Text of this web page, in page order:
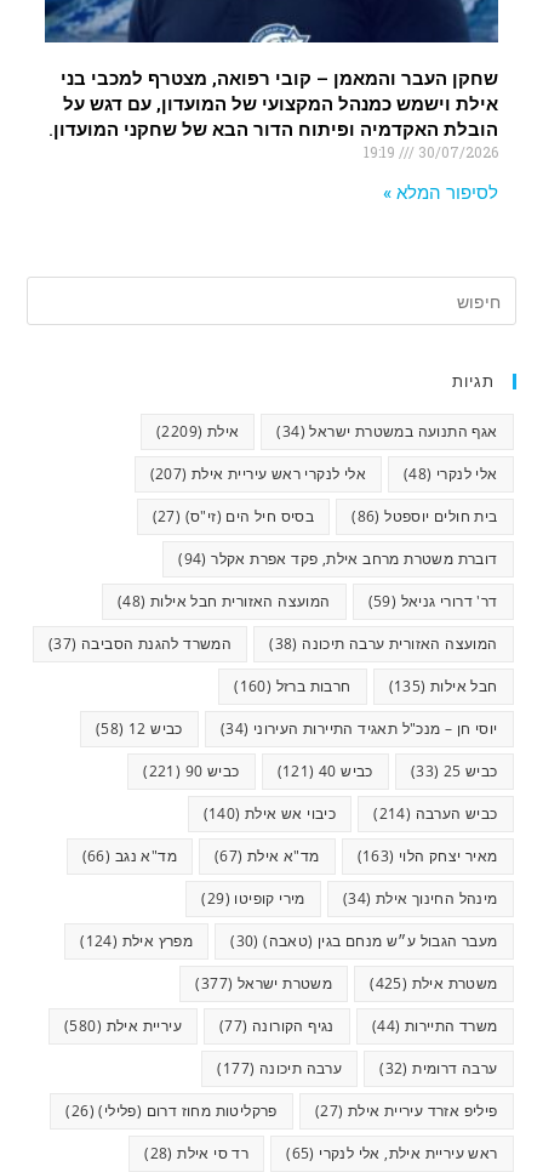
שחקן העבר והמאמן – קובי רפואה, מצטרף למכבי בני
אילת וישמש כמנהל המקצועי של המועדון, עם דגש על
הובלת האקדמיה ופיתוח הדור הבא של שחקני המועדון.
30/07/2026
לסיפור המלא »
תגיות
אגף התנועה במשטרת ישראל(34) אילת (2209)
אלי לנקרי (48) אלי לנקרי ראש עיריית אילת (207)
בית חולים יוספטל(86) בסיס חיל הים (זי"ס) (27)
דוברת משטרת מרחב אילת, פקד אפרת אקלר(94)
דר' דרורי גניאל (59) המועצה האזורית חבל אילות (48)
המועצה האזורית ערבה תיכונה (38) המשרד להגנת הסביבה (37)
חבל אילות (135) חרבות ברזל (160)
יוסי חן – מנכ"ל תאגיד התיירות העירוני (34) כביש 12 (58)
כביש 25 (33) כביש 40 (121) כביש 90 (221)
כביש הערבה (214) כיבוי אש אילת (140)
מאיר יצחק הלוי (163) מד"א אילת (67) מד"א נגב (66)
מינהל החינוך אילת (34) מירי קופיטו (29)
מעבר הגבול ע״ש מנחם בגין (טאבה)(30) מפרץ אילת (124)
משטרת אילת (425) משטרת ישראל (377)
משרד התיירות (44) נגיף הקורונה (77) עיריית אילת (580)
ערבה דרומית(32) ערבה תיכונה (177)
פיליפ אזרד עיריית אילת (27) פרקליטות מחוז דרום (פלילי)(26)
ראש עיריית אילת, אלי לנקרי (65) רד סי אילת(28)